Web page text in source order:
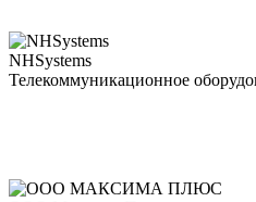
NHSystems
Телекоммуникационное